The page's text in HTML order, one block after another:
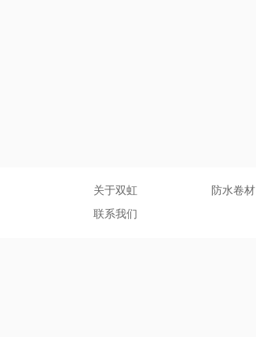
关于双虹 防水卷材
联系我们